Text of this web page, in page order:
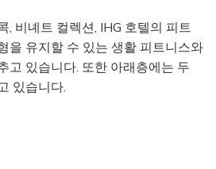
, 비녜트 컬렉션, IHG 호텔의 피트
을 유지할 수 있는 생활 피트니스와
고 있습니다. 또한 아래층에는 두
있습니다.